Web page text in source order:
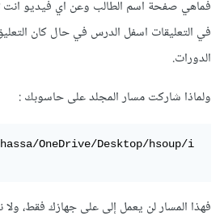
فماهي صفحة اسم الطالب وعن اي فيديو انت
في التعليقات اسفل الدرس في حال كان
الدورات.
ولماذا شاركت مسار المجلد على حاسوبك
OneDrive/Desktop/hsoup/i
فهذا المسار لن يعمل إلى على جهازك فقط،